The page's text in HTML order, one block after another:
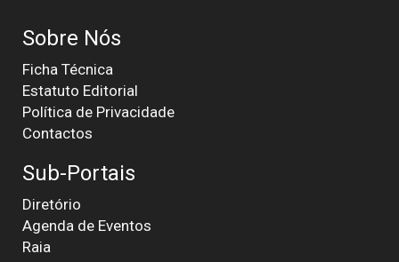
Sobre Nós
Ficha Técnica
Estatuto Editorial
Política de Privacidade
Contactos
Sub-Portais
Diretório
Agenda de Eventos
Raia